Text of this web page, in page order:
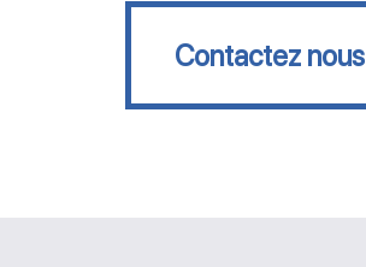
Contactez nous
Contactez nous